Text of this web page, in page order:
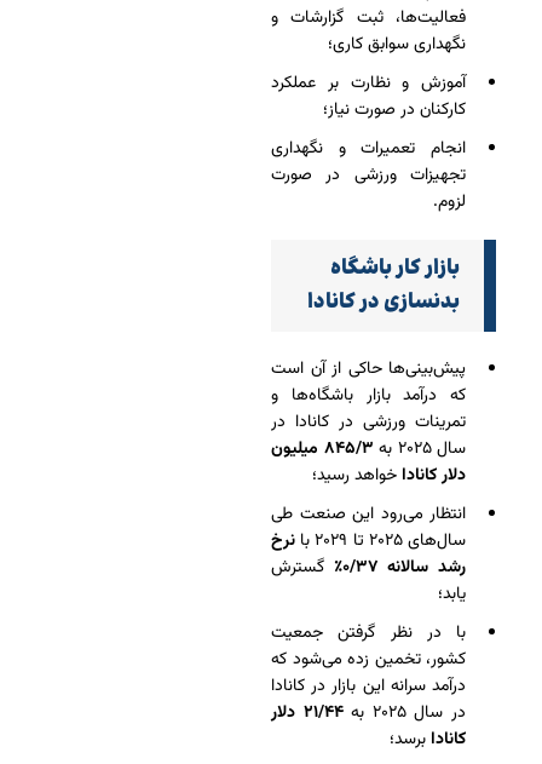
فعالیت‌ها، ثبت گزارشات و
نگهداری سوابق کاری؛
آموزش و نظارت بر عملکرد
کارکنان در صورت نیاز؛
انجام تعمیرات و نگهداری
تجهیزات ورزشی در صورت
لزوم.
بازار کار باشگاه
بدنسازی در کانادا
پیش‌بینی‌ها حاکی از آن است
که درآمد بازار باشگاه‌ها و
تمرینات ورزشی در کانادا در
سال ۲۰۲۵ به
۸۴۵/۳ میلیون
دلار کانادا خواهد رسید؛
انتظار می‌رود این صنعت طی
سال‌های ۲۰۲۵ تا ۲۰۲۹ با
نرخ
رشد سالانه ۰/۳۷٪
گسترش
یابد؛
با در نظر گرفتن جمعیت
کشور، تخمین زده می‌شود که
درآمد سرانه این بازار در کانادا
در سال ۲۰۲۵ به
۲۱/۴۴ دلار
کانادا برسد؛